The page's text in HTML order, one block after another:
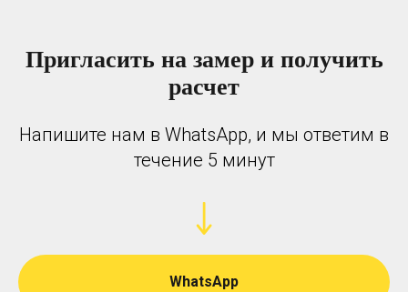
Пригласить на замер и получить
расчет
Напишите нам в WhatsApp, и мы ответим в
течение 5 минут
WhatsApp